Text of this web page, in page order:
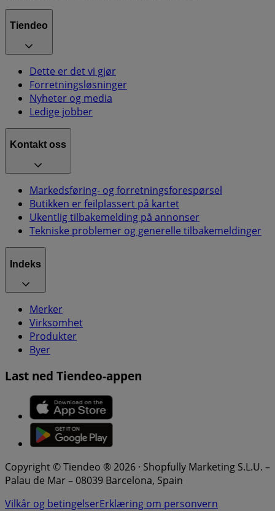
Tiendeo
Dette er det vi gjør
Forretningsløsninger
Nyheter og media
Ledige jobber
Kontakt oss
Markedsføring- og forretningsforespørsel
Butikken er feilplassert på kartet
Ukentlig tilbakemelding på annonser
Tekniske problemer og generelle tilbakemeldinger
Indeks
Merker
Virksomhet
Produkter
Byer
Last ned Tiendeo-appen
Copyright © Tiendeo ® 2026 · Shopfully Marketing S.L.U. –
Palau de Mar – 08039 Barcelona, Spain
Vilkår og betingelserErklæring om personvern